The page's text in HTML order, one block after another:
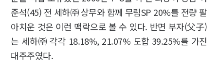
준석(45) 전 세하㈜ 상무와 함께 무림SP 20%를 전량 팔
아치운 것은 이런 맥락으로 볼 수 있다. 반면 부자(父子)
는 세하㈜ 각각 18.18%, 21.07% 도합 39.25%를 가진
대주주였다.